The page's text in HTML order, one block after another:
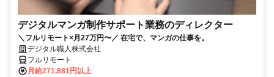
デジタルマンガ制作サポート業務のディレクター
＼フルリモート×月27万円〜／ 在宅で、マンガの仕事を。
デジタル職人株式会社
フルリモート
月給271,881円以上